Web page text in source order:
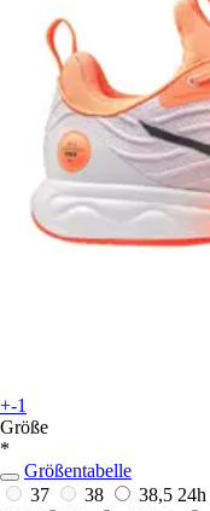
+-1
Größe
*
Größentabelle
37
38 38,5 24h